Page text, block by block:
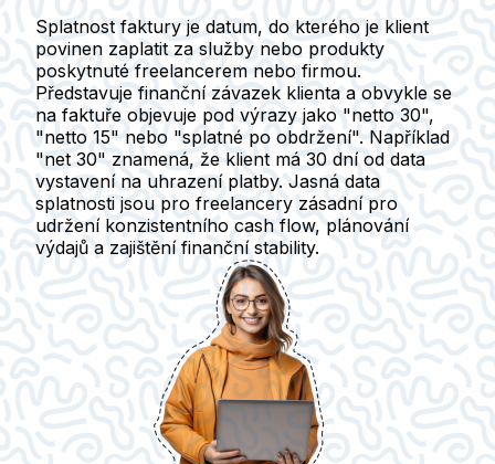
Splatnost faktury je datum, do kterého je klient
povinen zaplatit za služby nebo produkty
poskytnuté freelancerem nebo firmou.
Představuje finanční závazek klienta a obvykle se
na faktuře objevuje pod výrazy jako "netto 30",
"netto 15" nebo "splatné po obdržení". Například
"net 30" znamená, že klient má 30 dní od data
vystavení na uhrazení platby. Jasná data
splatnosti jsou pro freelancery zásadní pro
udržení konzistentního cash flow, plánování
výdajů a zajištění finanční stability.